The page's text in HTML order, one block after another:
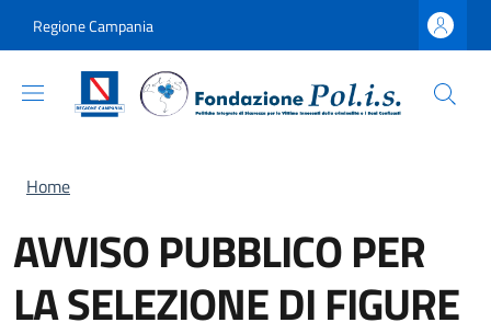
Regione Campania
Briciole di pane
Home
AVVISO PUBBLICO PER
LA SELEZIONE DI FIGURE